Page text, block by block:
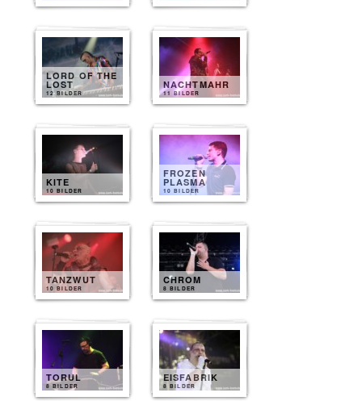
LORD OF THE
LOST
12 BILDER
NACHTMAHR
11 BILDER
KITE
10 BILDER
FROZEN
PLASMA
10 BILDER
TANZWUT
10 BILDER
CHROM
8 BILDER
TORUL
8 BILDER
EISFABRIK
8 BILDER